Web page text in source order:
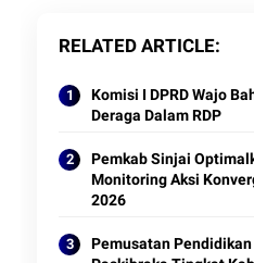
RELATED ARTICLE
Komisi I DPRD Wajo
Deraga Dalam RDP
Pemkab Sinjai
Monitoring Aksi
2026
Pemusatan